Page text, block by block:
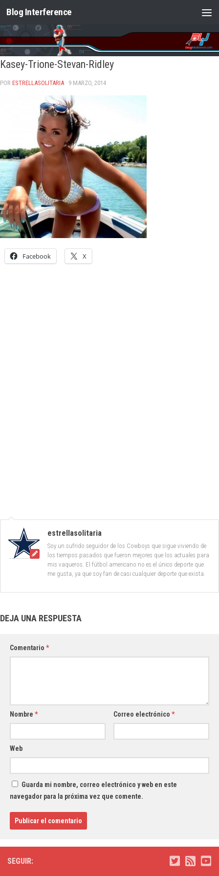
Saltar al contenido
Blog Interference
Kasey-Trione-Stevan-Ridley
POR ESTRELLASOLITARIA · 9 MARZO, 2014
Facebook X
estrellasolitaria
Soy un sufrido seguidor de los Cowboys que sigue viviendo de
los tiempos pasados que fueron mejores que los actuales para
mis vaqueros. El fútbol americano no es el único deporte que
me gusta, ya que soy fan de casi cualquier deporte que exista.
DEJA UNA RESPUESTA
Comentario *
Nombre * Correo electrónico*
Web
Guarda mi nombre, correo electrónico y web en este
navegador para la próxima vez que comente.
SEGUIR: